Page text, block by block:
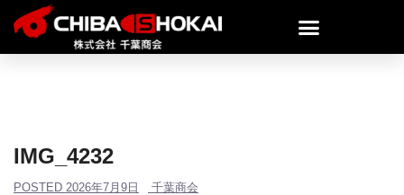
IMG_4232
POSTED 2026年7月9日 千葉商会